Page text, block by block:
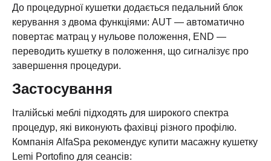
До процедурної кушетки додається педальний блок
керування з двома функціями: AUT — автоматично
повертає матрац у нульове положення, END —
переводить кушетку в положення, що сигналізує про
завершення процедури.
Застосування
Італійські меблі підходять для широкого спектра
процедур, які виконують фахівці різного профілю.
Компанія AlfaSpa рекомендує купити масажну кушетку
Lemi Portofino для сеансів: